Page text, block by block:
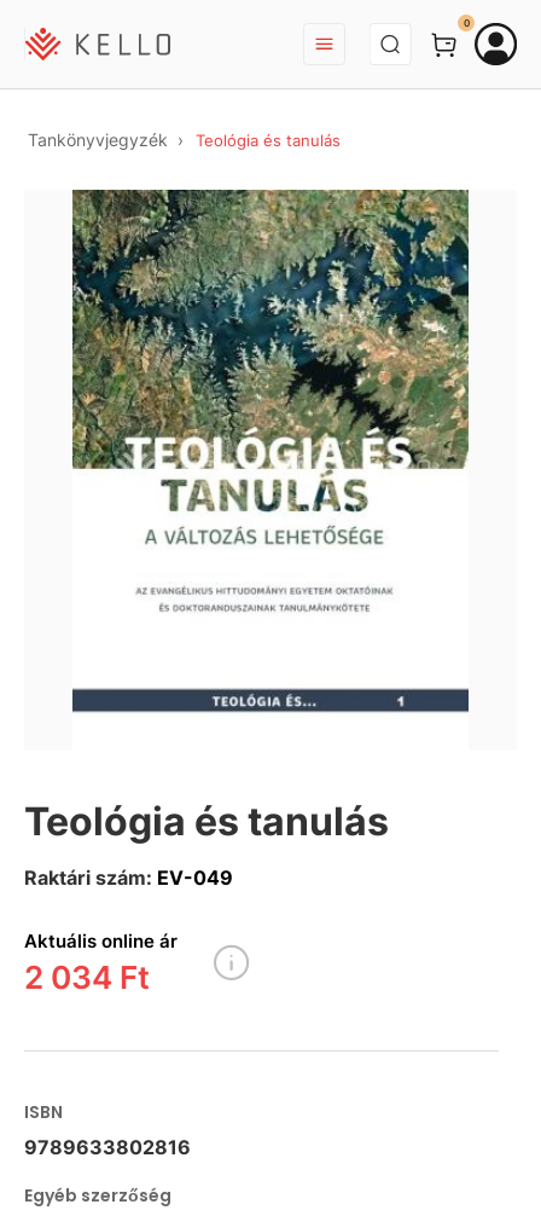
BEJELENTKEZÉS
0
Tankönyvjegyzék Teológia és tanulás
Teológia és tanulás
Raktári szám: EV-049
Aktuális online ár
2 034 Ft
ISBN
9789633802816
Egyéb szerzőség